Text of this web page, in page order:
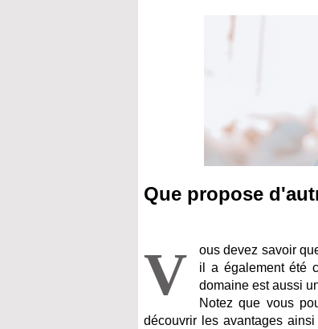
Que propose
V
ous devez savoir
il a également été
domaine est aussi
Notez que vous
découvrir les avantages